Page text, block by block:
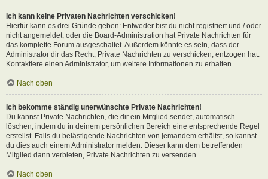
Ich kann keine Privaten Nachrichten verschicken!
Hierfür kann es drei Gründe geben: Entweder bist du nicht registriert und / oder
nicht angemeldet, oder die Board-Administration hat Private Nachrichten für
das komplette Forum ausgeschaltet. Außerdem könnte es sein, dass der
Administrator dir das Recht, Private Nachrichten zu verschicken, entzogen hat.
Kontaktiere einen Administrator, um weitere Informationen zu erhalten.
Nach oben
Ich bekomme ständig unerwünschte Private Nachrichten!
Du kannst Private Nachrichten, die dir ein Mitglied sendet, automatisch
löschen, indem du in deinem persönlichen Bereich eine entsprechende Regel
erstellst. Falls du belästigende Nachrichten von jemandem erhältst, so kannst
du dies auch einem Administrator melden. Dieser kann dem betreffenden
Mitglied dann verbieten, Private Nachrichten zu versenden.
Nach oben